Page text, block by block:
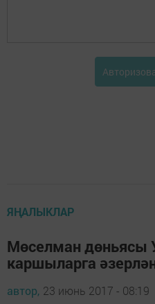
ЯҢАЛЫКЛАР
Мөселман дөньясы
каршыларга
автор, 23 июнь 2017 - 08:19